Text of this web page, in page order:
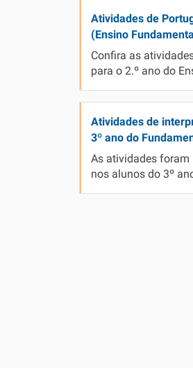
Atividades de
(Ensino
Confira as
para o 2.º ano do
Atividades de
3º ano do
As atividades
nos alunos do 3º